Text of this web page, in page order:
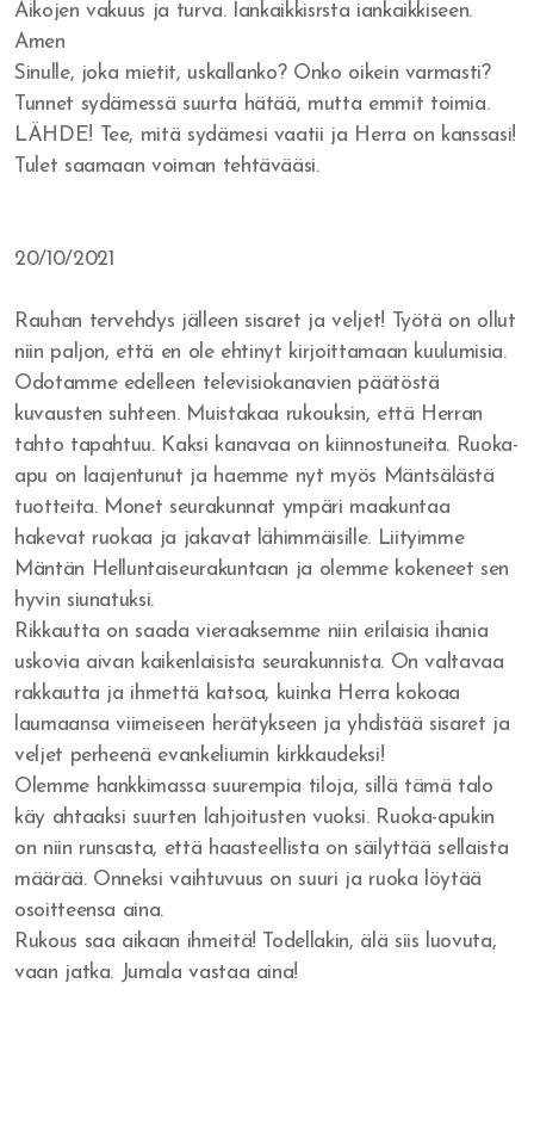
Aikojen vakuus ja turva. Iankaikkisrsta iankaikkiseen.
Amen
Sinulle, joka mietit, uskallanko? Onko oikein varmasti?
Tunnet sydämessä suurta hätää, mutta emmit toimia.
LÄHDE! Tee, mitä sydämesi vaatii ja Herra on kanssasi!
Tulet saamaan voiman tehtävääsi.
20/10/2021
Rauhan tervehdys jälleen sisaret ja veljet! Työtä on ollut
niin paljon, että en ole ehtinyt kirjoittamaan kuulumisia.
Odotamme edelleen televisiokanavien päätöstä
kuvausten suhteen. Muistakaa rukouksin, että Herran
tahto tapahtuu. Kaksi kanavaa on kiinnostuneita. Ruoka-
apu on laajentunut ja haemme nyt myös Mäntsälästä
tuotteita. Monet seurakunnat ympäri maakuntaa
hakevat ruokaa ja jakavat lähimmäisille. Liityimme
Mäntän Helluntaiseurakuntaan ja olemme kokeneet sen
hyvin siunatuksi.
Rikkautta on saada vieraaksemme niin erilaisia ihania
uskovia aivan kaikenlaisista seurakunnista. On valtavaa
rakkautta ja ihmettä katsoa, kuinka Herra kokoaa
laumaansa viimeiseen herätykseen ja yhdistää sisaret ja
veljet perheenä evankeliumin kirkkaudeksi!
Olemme hankkimassa suurempia tiloja, sillä tämä talo
käy ahtaaksi suurten lahjoitusten vuoksi. Ruoka-apukin
on niin runsasta, että haasteellista on säilyttää sellaista
määrää. Onneksi vaihtuvuus on suuri ja ruoka löytää
osoitteensa aina.
Rukous saa aikaan ihmeitä! Todellakin, älä siis luovuta,
vaan jatka. Jumala vastaa aina!